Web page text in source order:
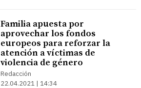
Familia apuesta por
aprovechar los fondos
europeos para reforzar la
atención a víctimas de
violencia de género
Redacción
22.04.2021 | 14:34